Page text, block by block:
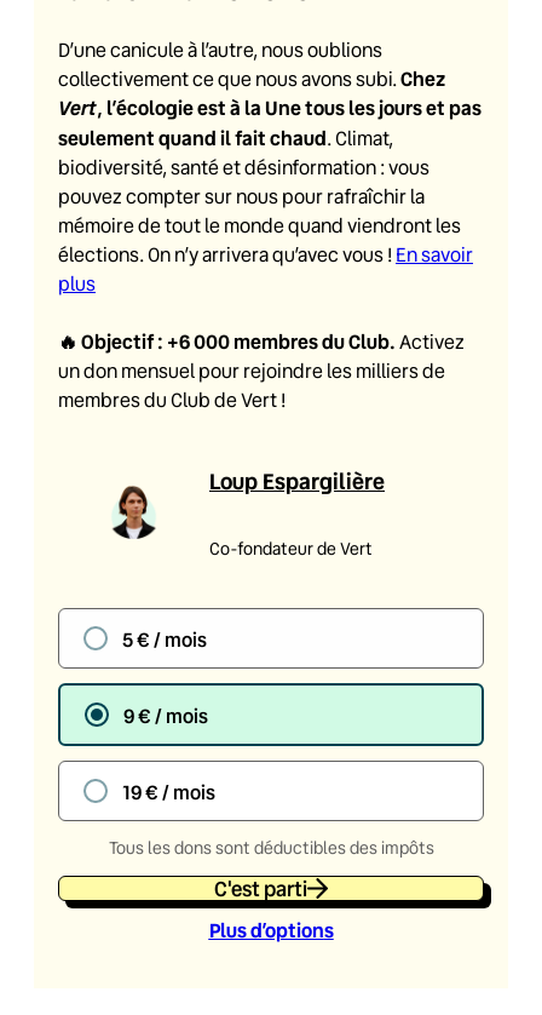
D’une canicule à l’autre, nous oublions
collectivement ce que nous avons subi.Chez
Vert, l’écologie est à la Une tous les jours et pas
seulement quand il fait chaud. Climat,
biodiversité, santé et désinformation : vous
pouvez compter sur nous pour rafraîchir la
mémoire de tout le monde quand viendront les
élections. On n’y arrivera qu’avec vous ! En savoir
plus
🔥 Objectif : +6 000 membres du Club. Activez
un don mensuel pour rejoindre les milliers de
membres du Club de Vert !
Loup Espargilière
Co-fondateur de Vert
5 € / mois
9 € / mois
19 € / mois
Tous les dons sont déductibles des impôts
C'est parti
Plus d’options